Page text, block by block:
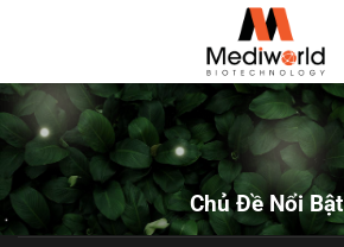
dungPeel
|
Mediworld
Chủ Đề Nổi Bật